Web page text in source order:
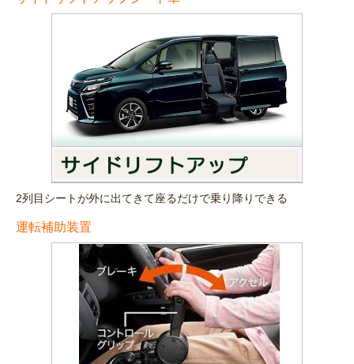
2列目シートが外に出てきて座るだけで乗り降りできる
運転補助装置